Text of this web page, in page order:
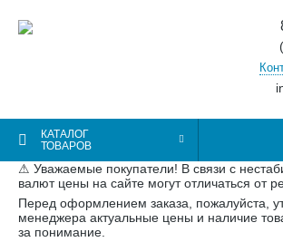
КАТАЛОГ
ТОВАРОВ
⚠ Уважаемые покупатели! В связи с
валют цены на сайте могут отличаться от
Перед оформлением заказа, пожалуйста,
менеджера актуальные цены и наличие
за понимание.